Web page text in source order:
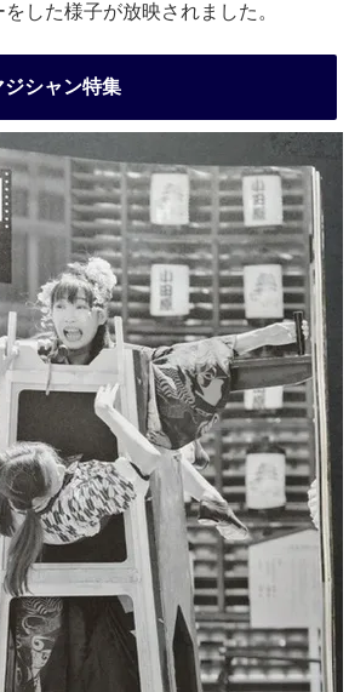
した様子が放映されました。
ジシャン特集